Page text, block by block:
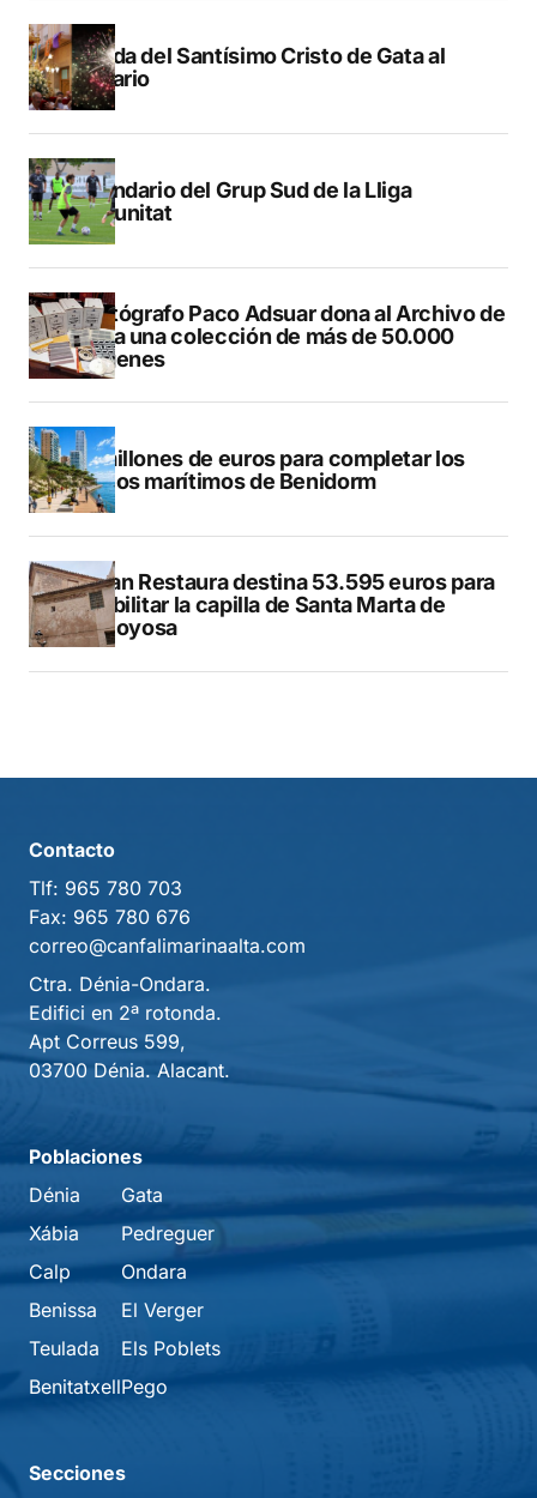
Subida del Santísimo Cristo de Gata al
Calvario
Calendario del Grup Sud de la Lliga
Comunitat
El fotógrafo Paco Adsuar dona al Archivo de
Dénia una colección de más de 50.000
imágenes
50 millones de euros para completar los
paseos marítimos de Benidorm
El Plan Restaura destina 53.595 euros para
rehabilitar la capilla de Santa Marta de
Villajoyosa
Contacto
Tlf: 965 780 703
Fax: 965 780 676
correo@canfalimarinaalta.com
Ctra. Dénia-Ondara.
Edifici en 2ª rotonda.
Apt Correus 599,
03700 Dénia. Alacant.
Poblaciones
Dénia
Xábia
Calp
Benissa
Teulada
Benitatxell
Gata
Pedreguer
Ondara
El Verger
Els Poblets
Pego
Secciones